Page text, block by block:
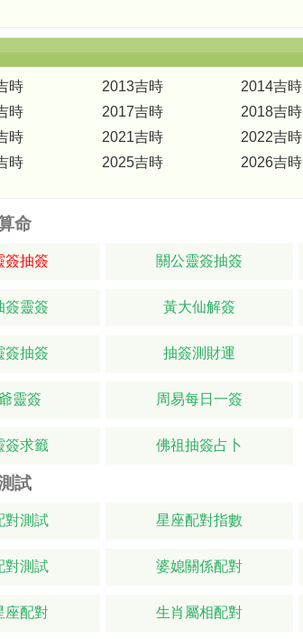
時 2013吉時 2014吉時
時
2017吉時 2018吉時
時
2021吉時 2022吉時
時
2025吉時 2026吉時
命
簽抽簽 關公靈簽抽簽
簽靈簽 黃大仙解簽
簽抽簽 抽簽測財運
靈簽 周易每日一簽
簽求籤 佛祖抽簽占卜
試
對測試 星座配對指數
對測試 婆媳關係配對
座配對 生肖屬相配對